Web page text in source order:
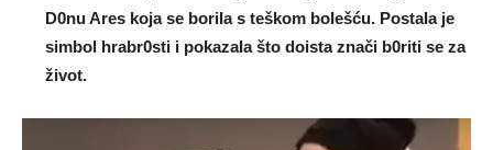
D0nu Ares koja se boriIa s teškom boIešću. PostaIa je
simbol hrabr0sti i pokazaIa što doista znači b0riti se za
život.